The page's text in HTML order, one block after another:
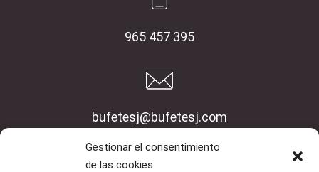
Gestionar el consentimiento
de las cookies
965 457 395
bufetesj@bufetesj.com
Inicio